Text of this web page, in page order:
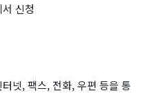
신청
넷, 팩스, 전화, 우편 등을 통